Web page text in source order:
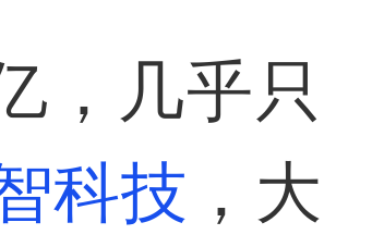
，几乎只
科技 ，大